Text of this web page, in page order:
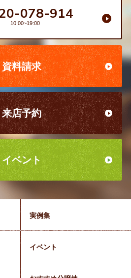
078-914
10:00~19:00
資料請求
来店予約
イベント
実例集
イベント